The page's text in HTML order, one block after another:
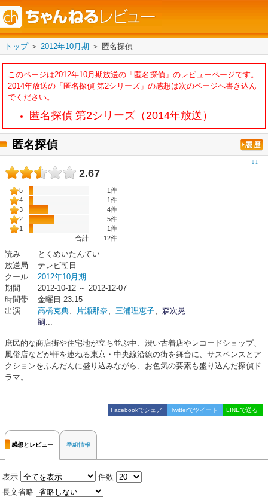
トップ＞ 2012年10月期 ＞ 匿名探偵
このページは2012年10月期放送の「匿名探偵」のレビューページです。
2014年放送の「 匿名探偵 第2シリーズ 」の感想は次のページへ書き込ん
でください。
匿名探偵 第2シリーズ（2014年放送）
匿名探偵
↓↓
2.67
5
1件
4
1件
3
4件
2
5件
1
1件
合計
12件
読み
とくめいたんてい
放送局
テレビ朝日
クール
2012年10月期
期間
2012-10-12 ～ 2012-12-07
時間帯
金曜日 23:15
出演
高橋克典、 片瀬那奈、 三浦理恵子、 森次晃
嗣 ...
庶民的な商店街や住宅地が立ち並ぶ中、渋い古着店やレコードショップ、
風俗店などが軒を連ねる東京・中央線沿線の街を舞台に、サスペンスとア
クションをふんだんに盛り込みながら、お色気の要素も盛り込んだ探偵ド
ラマ。
Facebookでシェア Twitterでツイート LINEで送る
感想とレビュー 番組情報
表示
件数
長文省略